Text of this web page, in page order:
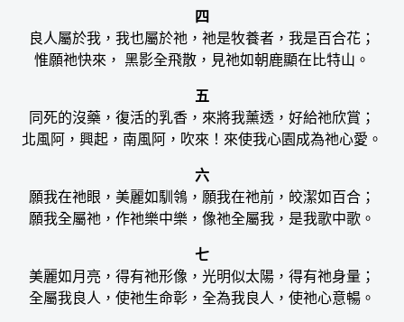
四
良人屬於我，我也屬於祂，祂是牧養者，我是百合花；
惟願祂快來， 黑影全飛散，見祂如朝鹿顯在比特山。
五
同死的沒藥，復活的乳香，來將我薰透，好給祂欣賞；
北風阿，興起，南風阿，吹來！來使我心園成為祂心愛。
六
願我在祂眼，美麗如馴鴒，願我在祂前，皎潔如百合；
願我全屬祂，作祂樂中樂，像祂全屬我，是我歌中歌。
七
美麗如月亮，得有祂形像，光明似太陽，得有祂身量；
全屬我良人，使祂生命彰，全為我良人，使祂心意暢。